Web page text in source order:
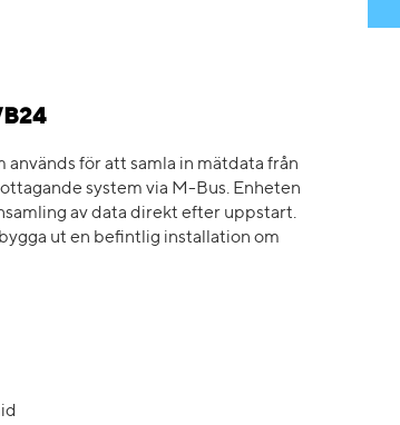
för att samla in mätdata från
system via M-Bus. Enheten
av data direkt efter uppstart.
ut en befintlig installation om